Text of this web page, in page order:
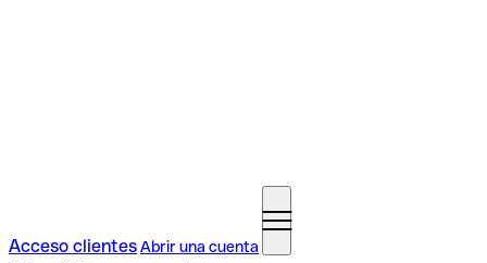
Acceso clientesAbrir una cuenta